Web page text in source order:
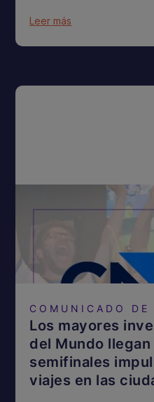
Leer más
COMUNICADO DE
Los mayores
del Mundo
semifinales
viajes en las